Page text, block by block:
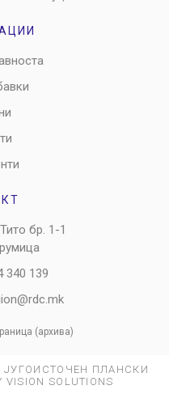
бр. 1-1
340 139
(архива)
ЈУГОИСТОЧЕН ПЛАНСКИ
SOLUTIONS